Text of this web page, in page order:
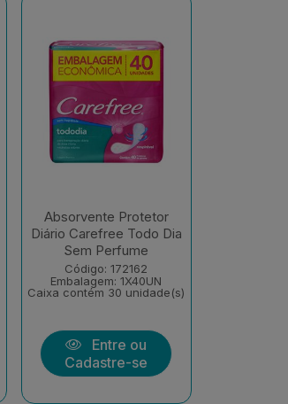
Absorvente Protetor
Diário Carefree Todo Dia
Sem Perfume
Código: 172162
Embalagem: 1X40UN
Caixa contém 30 unidade(s)
Entre ou
Cadastre-se